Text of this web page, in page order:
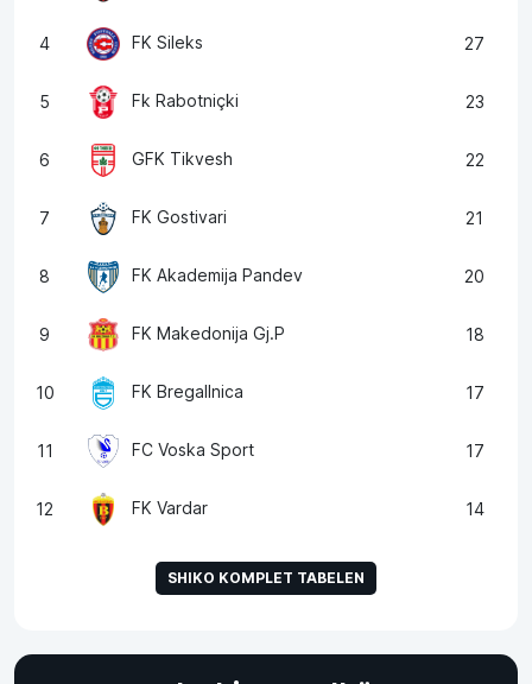
4 FK Sileks 27
5 Fk Rabotniçki 23
6 GFK Tikvesh 22
7 FK Gostivari 21
8 FK Akademija Pandev 20
9 FK Makedonija Gj.P 18
10 FK Bregallnica 17
11 FC Voska Sport 17
12 FK Vardar 14
SHIKO KOMPLET TABELEN